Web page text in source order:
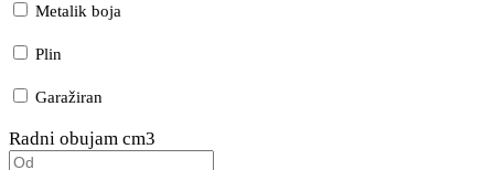
Metalik boja
Plin
Garažiran
Radni obujam cm3